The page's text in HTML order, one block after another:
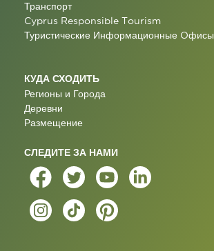
Транспорт
Cyprus Responsible Tourism
Туристические Информационные Oфисы
КУДА СХОДИТЬ
Регионы и Города
Деревни
Размещение
СЛЕДИТЕ ЗА НАМИ